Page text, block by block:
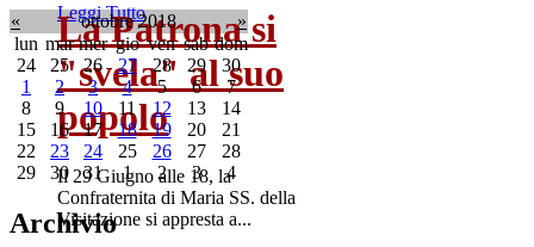
Leggi Tutto
La Patrona si
"svela" al suo
popolo
Il 29 Giugno alle 18, la
Confraternita di Maria SS. della
Visitazione si appresta a...
« ottobre 2018
»
lun mar mer gio ven sab dom
24
25 26 27 28 29
30
1
2 3 4 5 6
7
8
9 10 11 12 13
14
15
16 17 18 19 20
21
22
23 24 25 26 27
28
29
30 31 1 2 3 4
Archivio